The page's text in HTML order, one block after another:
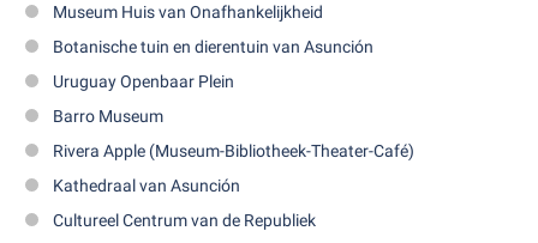
Museum Huis van Onafhankelijkheid
Botanische tuin en dierentuin van Asunción
Uruguay Openbaar Plein
Barro Museum
Rivera Apple (Museum-Bibliotheek-Theater-Café)
Kathedraal van Asunción
Cultureel Centrum van de Republiek